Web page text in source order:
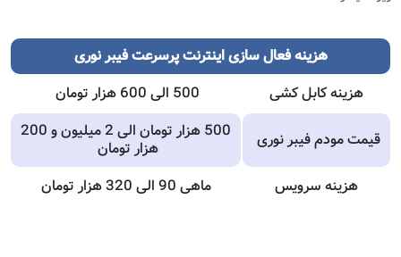
هزینه فعال سازی اینترنت پرسرعت فیبر نوری
هزینه کابل کشی
500 الی 600 هزار تومان
قیمت مودم فیبر نوری
500 هزار تومان الی 2 میلیون و 200
هزار تومان
هزینه سرویس
ماهی 90 الی 320 هزار تومان